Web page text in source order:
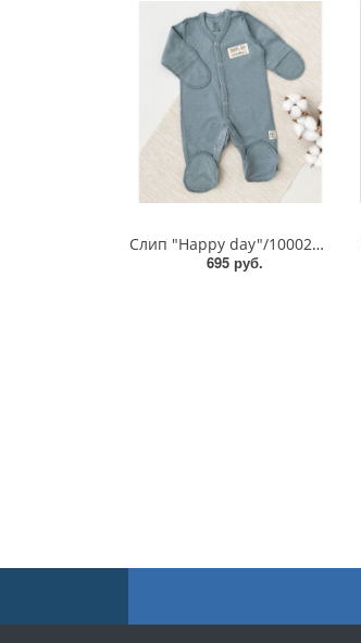
Слип "Happy day"/10002251
695 руб.